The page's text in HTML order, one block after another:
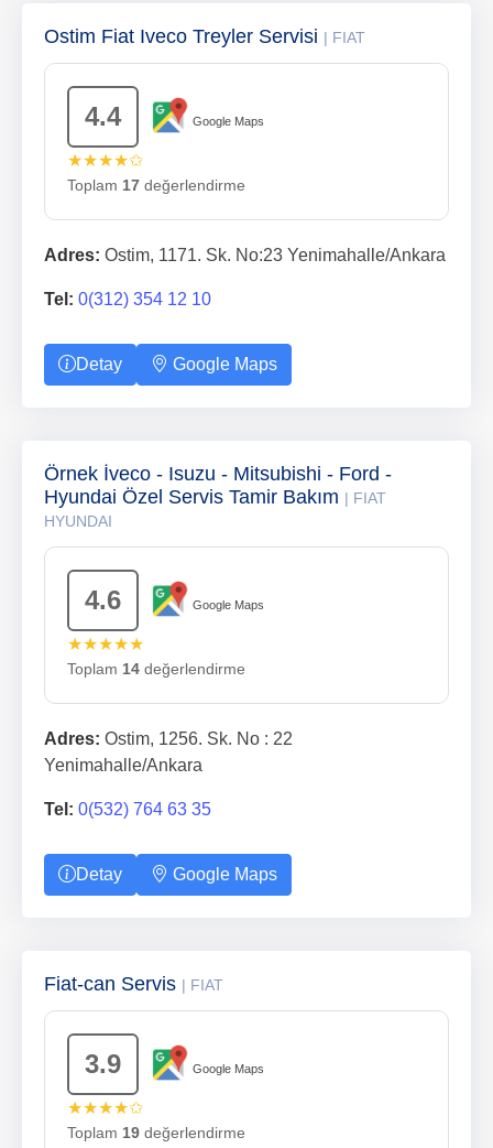
Ostim Fiat Iveco Treyler Servisi | FIAT
4.4 Google Maps
★★★★✩
Toplam 17 değerlendirme
Adres: Ostim, 1171. Sk. No:23 Yenimahalle/Ankara
Tel: 0(312) 354 12 10
Detay Google Maps
Örnek İveco - Isuzu - Mitsubishi - Ford -
Hyundai Özel Servis Tamir Bakım | FIAT
HYUNDAI
4.6 Google Maps
★★★★★
Toplam 14 değerlendirme
Adres: Ostim, 1256. Sk. No : 22
Yenimahalle/Ankara
Tel: 0(532) 764 63 35
Detay Google Maps
Fiat-can Servis | FIAT
3.9 Google Maps
★★★★✩
Toplam 19 değerlendirme